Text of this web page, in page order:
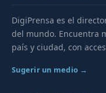
DigiPrensa es el
del mundo. Encuentra
país y ciudad, con
Sugerir un medio →